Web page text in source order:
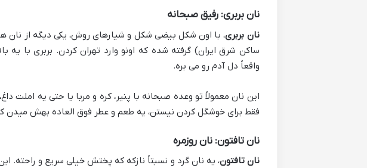
نان بربری: رفیق صبحانه
نان بربری، با اون شکل بیضی شکل و شیارهای روش، یکی دیگه از نان
ساکن شرق ایران) گرفته شده که اونو وارد تهران کردن. بربری با
واقعاً دل آدم رو می بره.
این نان معمولاً تو وعده صبحانه با پنیر، کره و مربا یا حتی یه
فقط برای خوشگل کردن نیستن، یه طعم و عطر فوق العاده بهش میدن
نان تافتون: نان روزمره
نان تافتون، یه نان گرد و نسبتاً نازکه که پختش خیلی سریع و راحته.